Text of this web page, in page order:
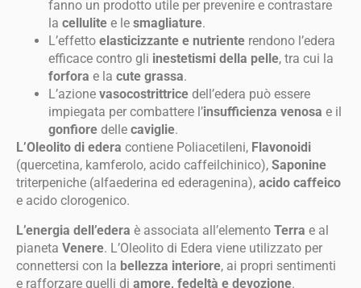
fanno un prodotto utile per prevenire e contrastare
la cellulite e le smagliature.
L’effetto elasticizzante e nutriente rendono l’edera
efficace contro gli inestetismi della pelle, tra cui la
forfora e la cute grassa.
L’azione vasocostrittrice dell’edera può essere
impiegata per combattere l’insufficienza venosa e il
gonfiore delle caviglie.
L’Oleolito di edera contiene Poliacetileni, Flavonoidi
(quercetina, kamferolo, acido caffeilchinico), Saponine
triterpeniche (alfaederina ed ederagenina), acido caffeico
e acido clorogenico.
L’energia dell’edera è associata all’elemento Terra e al
pianeta Venere. L’Oleolito di Edera viene utilizzato per
connettersi con la bellezza interiore, ai propri sentimenti
e rafforzare quelli di amore, fedeltà e devozione.